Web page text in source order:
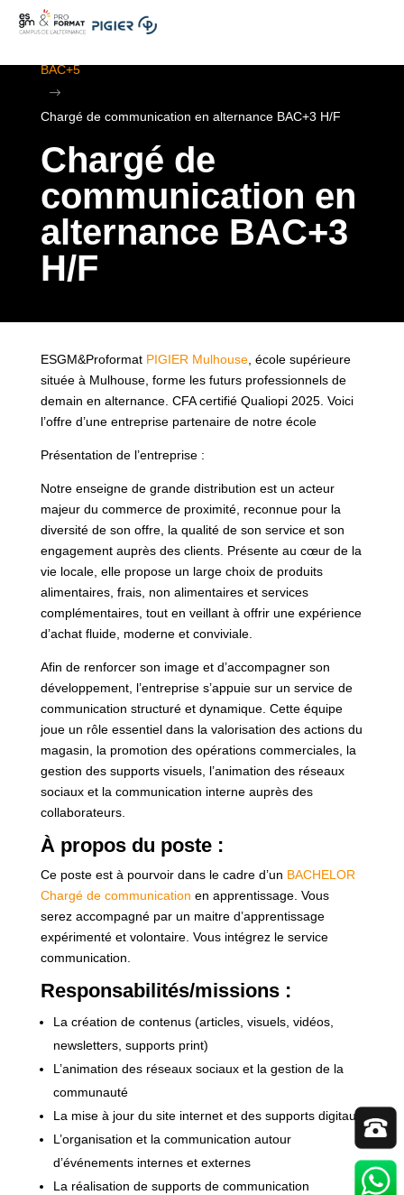
BAC+5
$
Chargé de communication en alternance BAC+3 H/F
Chargé de
communication en
alternance BAC+3
H/F
ESGM&Proformat PIGIER Mulhouse, école supérieure
située à Mulhouse, forme les futurs professionnels de
demain en alternance. CFA certifié Qualiopi 2025. Voici
l’offre d’une entreprise partenaire de notre école
Présentation de l’entreprise :
Notre enseigne de grande distribution est un acteur
majeur du commerce de proximité, reconnue pour la
diversité de son offre, la qualité de son service et son
engagement auprès des clients. Présente au cœur de la
vie locale, elle propose un large choix de produits
alimentaires, frais, non alimentaires et services
complémentaires, tout en veillant à offrir une expérience
d’achat fluide, moderne et conviviale.
Afin de renforcer son image et d’accompagner son
développement, l’entreprise s’appuie sur un service de
communication structuré et dynamique. Cette équipe
joue un rôle essentiel dans la valorisation des actions du
magasin, la promotion des opérations commerciales, la
gestion des supports visuels, l’animation des réseaux
sociaux et la communication interne auprès des
collaborateurs.
À propos du poste :
Ce poste est à pourvoir dans le cadre d’un BACHELOR
Chargé de communication en apprentissage. Vous
serez accompagné par un maitre d’apprentissage
expérimenté et volontaire. Vous intégrez le service
communication.
Responsabilités/missions :
La création de contenus (articles, visuels, vidéos,
newsletters, supports print)
L’animation des réseaux sociaux et la gestion de la
communauté
La mise à jour du site internet et des supports digitaux
L’organisation et la communication autour
d’événements internes et externes
La réalisation de supports de communication